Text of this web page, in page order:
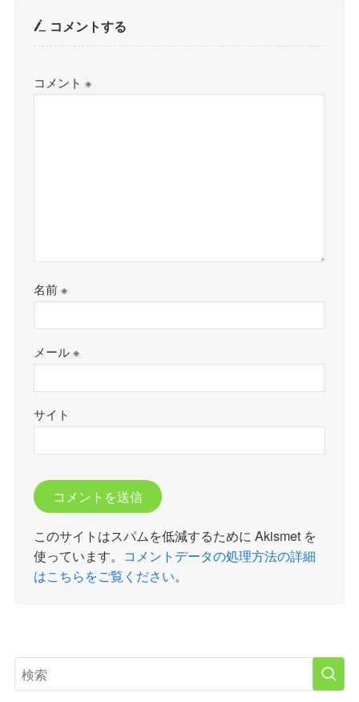
コメントする
コメント※
名前※
メール※
サイト
このサイトはスパムを低減するために Akismet を
使っています。 コメントデータの処理方法の詳細
はこちらをご覧ください。